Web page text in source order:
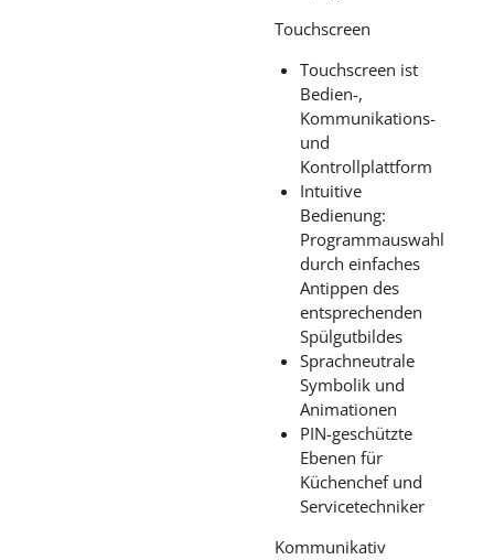
Touchscreen
Touchscreen ist
Bedien-,
Kommunikations-
und
Kontrollplattform
Intuitive
Bedienung:
Programmauswahl
durch einfaches
Antippen des
entsprechenden
Spülgutbildes
Sprachneutrale
Symbolik und
Animationen
PIN-geschützte
Ebenen für
Küchenchef und
Servicetechniker
Kommunikativ